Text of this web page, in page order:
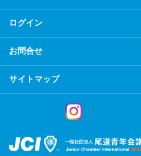
ログイン
お問合せ
サイトマップ